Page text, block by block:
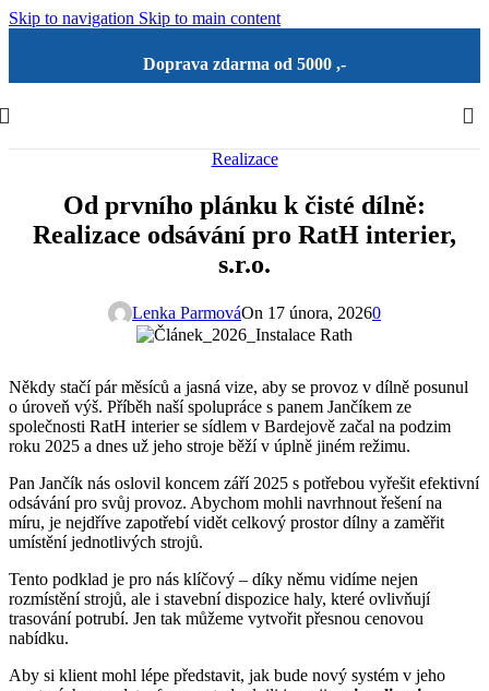
Skip to navigation Skip to main content
Doprava zdarma od 5000 ,-
Realizace
Od prvního plánku k čisté dílně:
Realizace odsávání pro RatH interier,
s.r.o.
Lenka ParmováOn 17 února, 20260
Někdy stačí pár měsíců a jasná vize, aby se provoz v dílně posunul
o úroveň výš. Příběh naší spolupráce s panem Jančíkem ze
společnosti RatH interier se sídlem v Bardejově začal na podzim
roku 2025 a dnes už jeho stroje běží v úplně jiném režimu.
Pan Jančík nás oslovil koncem září 2025 s potřebou vyřešit efektivní
odsávání pro svůj provoz. Abychom mohli navrhnout řešení na
míru, je nejdříve zapotřebí vidět celkový prostor dílny a zaměřit
umístění jednotlivých strojů.
Tento podklad je pro nás klíčový – díky němu vidíme nejen
rozmístění strojů, ale i stavební dispozice haly, které ovlivňují
trasování potrubí. Jen tak můžeme vytvořit přesnou cenovou
nabídku.
Aby si klient mohl lépe představit, jak bude nový systém v jeho